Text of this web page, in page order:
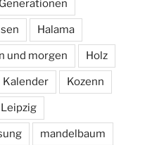
Halama
und morgen Holz
Kalender Kozenn
Leipzig
mandelbaum